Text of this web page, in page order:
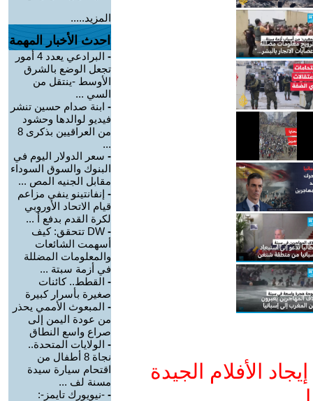
الأفلام الجيدة
المزيد.....
احدث الأخبار المهمة
-
البرادعي يعدد 4 أمور
تجعل الوضع بالشرق
الأوسط -ينتقل من
السي ...
- ابنة صدام حسين تنشر
فيديو لوالدها وحشود
من العراقيين بذكرى 8
...
- سعر الدولار اليوم في
البنوك والسوق السوداء
مقابل الجنيه المص ...
- إنفانتينو ينفي مزاعم
قيام الاتحاد الأوروبي
لكرة القدم بدفع أ ...
-
DW تتحقق: كيف
أسهمت الشائعات
والمعلومات المضللة
في أزمة سبتة ...
- القطط.. كائنات
صغيرة بأسرار كبيرة
- المبعوث الأممي يحذر
من عودة اليمن إلى
صراع واسع النطاق
- الولايات المتحدة..
نجاة 8 أطفال من
اقتحام سيارة سيدة
مسنة لف ...
- -نيويورك تايمز-: